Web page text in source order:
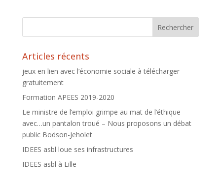
Articles récents
jeux en lien avec l’économie sociale à télécharger
gratuitement
Formation APEES 2019-2020
Le ministre de l’emploi grimpe au mat de l’éthique
avec…un pantalon troué – Nous proposons un débat
public Bodson-Jeholet
IDEES asbl loue ses infrastructures
IDEES asbl à Lille